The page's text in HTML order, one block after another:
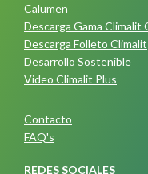
Calumen
Descarga Gama Climalit
Descarga Folleto Climalit
Desarrollo Sostenible
Video Climalit Plus
Contacto
FAQ's
REDES SOCIALES